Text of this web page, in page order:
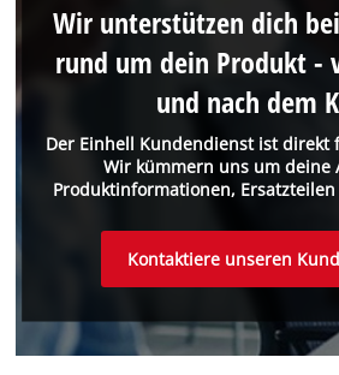
Der Einhell Kundendienst ist
Wir kümmern uns um deine
Produktinformationen,
Wir unterstützen dich
rund um dein Produkt -
und nach dem
Kontaktiere unseren